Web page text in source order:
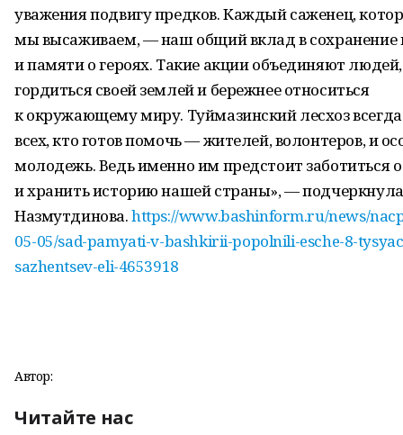
уважения подвигу предков. Каждый саженец,
мы высаживаем, — наш общий вклад в
и памяти о героях. Такие акции объединяют
гордиться своей землей и бережнее относиться
к окружающему миру. Туймазинский лесхоз
всех, кто готов помочь — жителей, волонтеров, и
молодежь. Ведь именно им предстоит заботиться
и хранить историю нашей страны», —
Назмутдинова.https://www.bashinform.ru/news/
05-05/sad-pamyati-v-bashkirii-popolnili-esche-8-
sazhentsev-eli-4653918
Автор:
Читайте нас